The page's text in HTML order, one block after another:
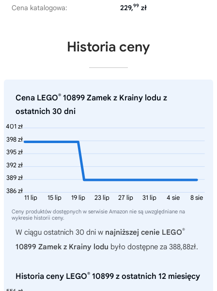
Cena katalogowa:
229,99 zł
Historia ceny
Cena LEGO® 10899 Zamek z Krainy lodu z
ostatnich 30 dni
401 zł
398 zł
395 zł
392 zł
389 zł
386 zł
8 sie
4 sie
31 lip
27 lip
23 lip
19 lip
15 lip
11 lip
Ceny produktów dostępnych w serwisie Amazon nie są uwzględniane na
wykresie historii ceny.
W ciągu ostatnich 30 dni w najniższej cenie LEGO®
10899 Zamek z Krainy lodu było dostępne za 388,88zł.
Historia ceny LEGO® 10899 z ostatnich 12 miesięcy